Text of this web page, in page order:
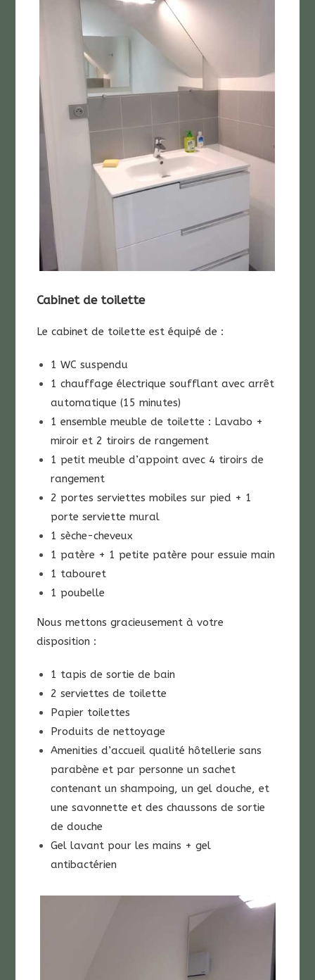
Cabinet de toilette
Le cabinet de toilette est équipé de :
1 WC suspendu
1 chauffage électrique soufflant avec arrêt
automatique (15 minutes)
1 ensemble meuble de toilette : Lavabo +
miroir et 2 tiroirs de rangement
1 petit meuble d’appoint avec 4 tiroirs de
rangement
2 portes serviettes mobiles sur pied + 1
porte serviette mural
1 sèche-cheveux
1 patère + 1 petite patère pour essuie main
1 tabouret
1 poubelle
Nous mettons gracieusement à votre
disposition :
1 tapis de sortie de bain
2 serviettes de toilette
Papier toilettes
Produits de nettoyage
Amenities d’accueil qualité hôtellerie sans
parabène et par personne un sachet
contenant un shampoing, un gel douche, et
une savonnette et des chaussons de sortie
de douche
Gel lavant pour les mains +gel
antibactérien